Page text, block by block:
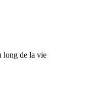
long de la vie